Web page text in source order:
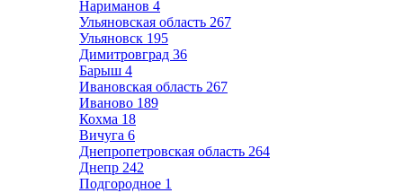
Нариманов 4
Ульяновская область 267
Ульяновск 195
Димитровград 36
Барыш 4
Ивановская область 267
Иваново 189
Кохма 18
Вичуга 6
Днепропетровская область 264
Днепр 242
Подгородное 1